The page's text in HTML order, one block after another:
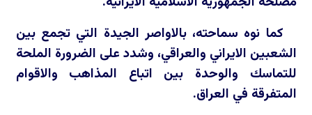
كما نوه سماحته، بالاواصر الجيدة التي تجمع بين
الشعبين الايراني والعراقي، وشدد على الضرورة الملحة
للتماسك والوحدة بين اتباع المذاهب والاقوام
المتفرقة في العراق.